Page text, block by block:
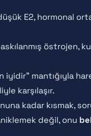
E2, hormonal
östrojen,
iyidir" mantığıyla
karşılaşır.
kadar kısmak,
değil, onu